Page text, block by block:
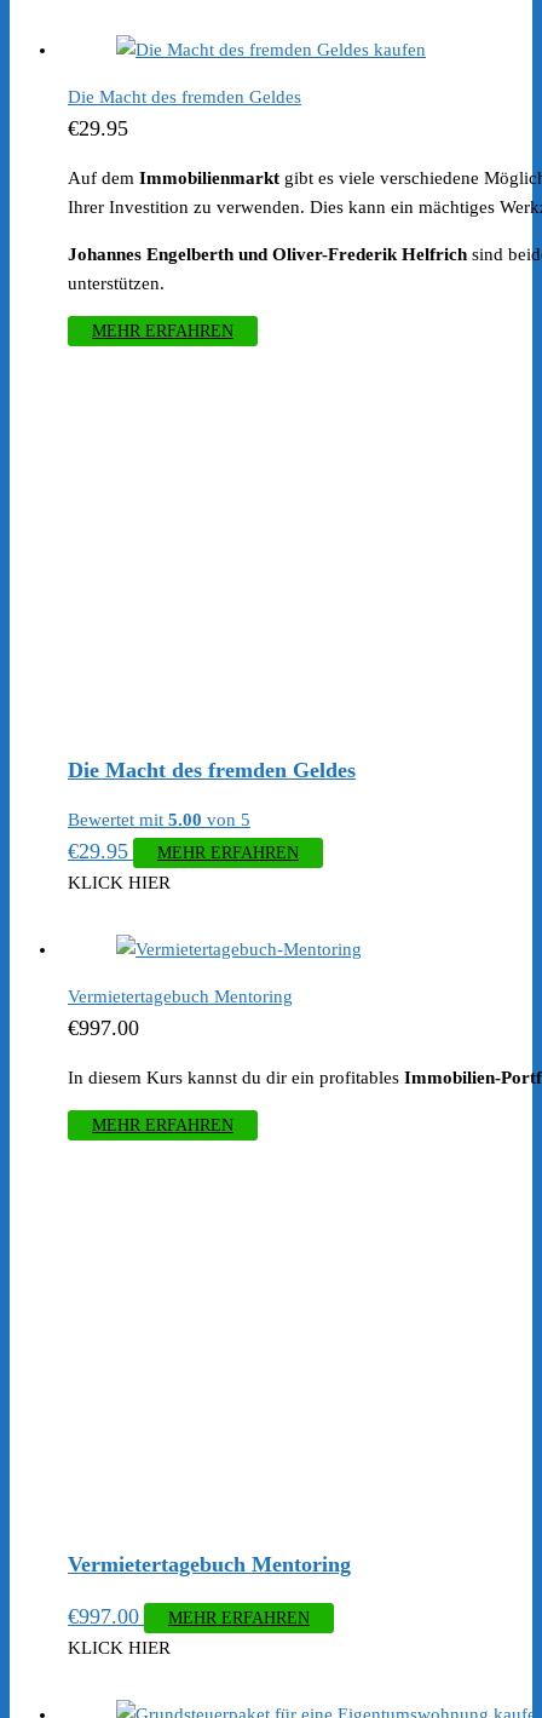
€277.00€167.00.
Die Macht des fremden Geldes
€29.95
Auf dem Immobilienmarkt gibt es viele verschiedene
Ihrer Investition zu verwenden. Dies kann ein mächtiges
Johannes Engelberth und Oliver-Frederik Helfrich sind
unterstützen.
MEHR ERFAHREN
Die Macht des fremden Geldes
Bewertet mit 5.00 von 5
€29.95 MEHR ERFAHREN
KLICK HIER
Vermietertagebuch Mentoring
€997.00
In diesem Kurs kannst du dir ein profitables Immobilien-
MEHR ERFAHREN
Vermietertagebuch Mentoring
€997.00 MEHR ERFAHREN
KLICK HIER